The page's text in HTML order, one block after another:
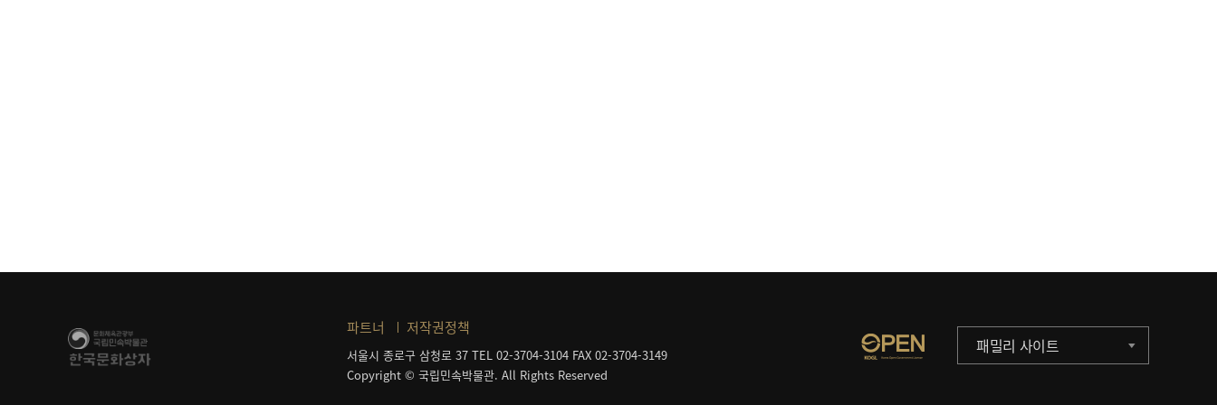
파트너 저작권정책
서울시 종로구 삼청로 37 TEL 02-3704-3104 FAX 02-3704-3149
Copyright © 국립민속박물관. All Rights Reserved
패밀리 사이트